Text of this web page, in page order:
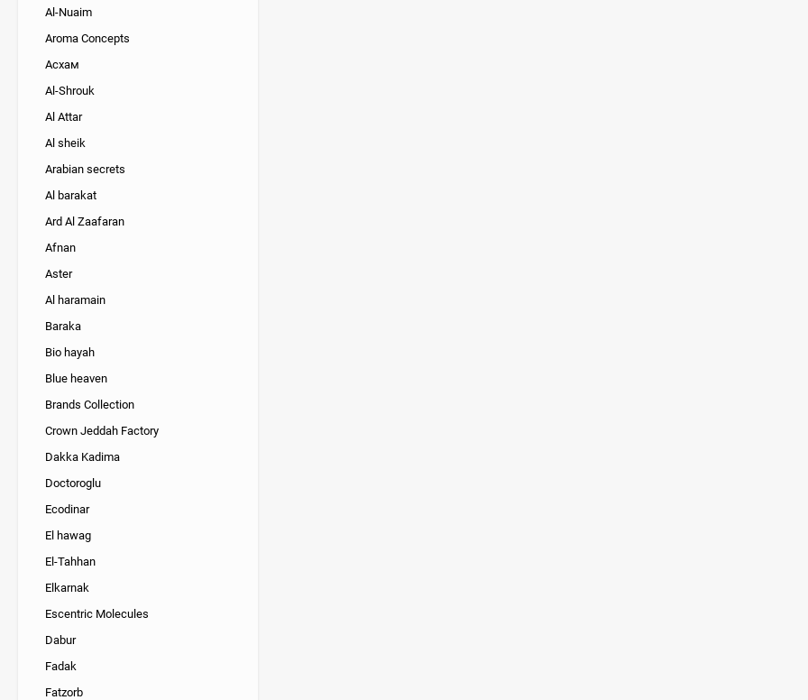
Al-Nuaim
Aroma Concepts
Асхам
Al-Shrouk
Al Attar
Al sheik
Arabian secrets
Al barakat
Ard Al Zaafaran
Afnan
Aster
Al haramain
Baraka
Bio hayah
Blue heaven
Brands Collection
Crown Jeddah Factory
Dakka Kadima
Doctoroglu
Ecodinar
El hawag
El-Tahhan
Elkarnak
Escentric Molecules
Dabur
Fadak
Fatzorb